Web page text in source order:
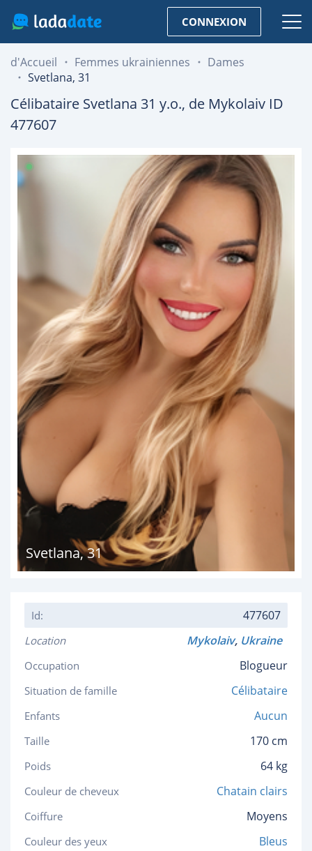
CONNEXION
d'Accueil Femmes ukrainiennes
Dames
Svetlana, 31
Célibataire Svetlana 31 y.o., de Mykolaiv ID
477607
Svetlana,31
Id: 477607
Location Mykolaiv, Ukraine
Occupation Blogueur
Situation de famille Célibataire
Enfants Aucun
Taille 170 cm
Poids 64 kg
Couleur de cheveux Chatain clairs
Coiffure Moyens
Couleur des yeux Bleus